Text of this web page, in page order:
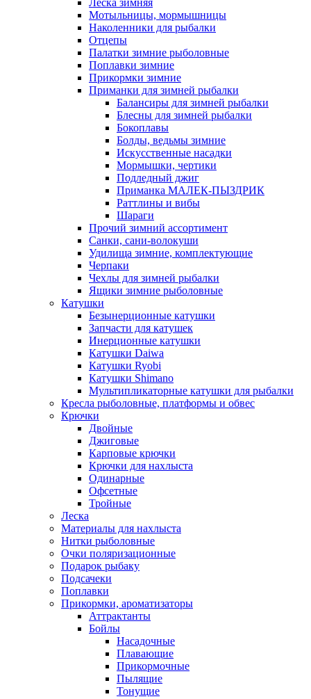
Леска зимняя
Мотыльницы, мормышницы
Наколенники для рыбалки
Отцепы
Палатки зимние рыболовные
Поплавки зимние
Прикормки зимние
Приманки для зимней рыбалки
Балансиры для зимней рыбалки
Блесны для зимней рыбалки
Бокоплавы
Болды, ведьмы зимние
Искусственные насадки
Мормышки, чертики
Подледный джиг
Приманка МАЛЕК-ПЫЗДРИК
Раттлины и вибы
Шараги
Прочий зимний ассортимент
Санки, сани-волокуши
Удилища зимние, комплектующие
Черпаки
Чехлы для зимней рыбалки
Ящики зимние рыболовные
Катушки
Безынерционные катушки
Запчасти для катушек
Инерционные катушки
Катушки Daiwa
Катушки Ryobi
Катушки Shimano
Мультипликаторные катушки для рыбалки
Кресла рыболовные, платформы и обвес
Крючки
Двойные
Джиговые
Карповые крючки
Крючки для нахлыста
Одинарные
Офсетные
Тройные
Леска
Материалы для нахлыста
Нитки рыболовные
Очки поляризационные
Подарок рыбаку
Подсачеки
Поплавки
Прикормки, ароматизаторы
Аттрактанты
Бойлы
Насадочные
Плавающие
Прикормочные
Пылящие
Тонущие